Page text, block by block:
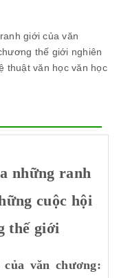
giới của văn
thế giới nghiên
thuật văn học văn học
những ranh
cuộc hội
thế giới
văn chương: